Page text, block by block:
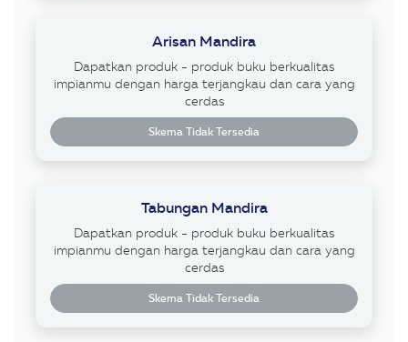
Arisan Mandira
Dapatkan produk - produk buku berkualitas
impianmu dengan harga terjangkau dan cara yang
cerdas
Skema Tidak Tersedia
Tabungan Mandira
Dapatkan produk - produk buku berkualitas
impianmu dengan harga terjangkau dan cara yang
cerdas
Skema Tidak Tersedia